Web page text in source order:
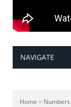
NAVIGATE
Home > Numbers